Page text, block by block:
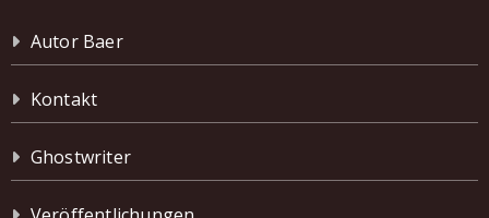
Autor Baer
Kontakt
Ghostwriter